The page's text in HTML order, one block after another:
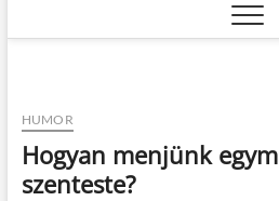
HUMOR
Hogyan menjünk
szenteste?